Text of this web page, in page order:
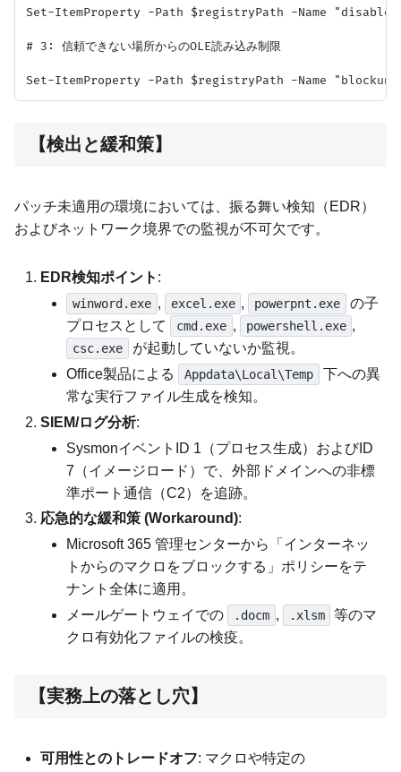
Set-ItemProperty -Path $registryPath -Name
# 3: 信頼できない場所からのOLE読み込み制限
【検出と緩和策】
パッチ未適用の環境においては、振る舞い検知（EDR）
およびネットワーク境界での監視が不可欠です。
EDR検知ポイント :
winword.exe , excel.exe , powerpnt.exe
の子
プロセスとして
cmd.exe , powershell.exe ,
csc.exe
が起動していないか監視。
Office製品による
Appdata\Local\Temp
下への異
常な実行ファイル生成を検知。
SIEM/ログ分析:
SysmonイベントID 1（プロセス生成）およびID
7（イメージロード）で、外部ドメインへの非標
準ポート通信（C2）を追跡。
応急的な緩和策 (Workaround):
Microsoft 365 管理センターから「インターネッ
トからのマクロをブロックする」ポリシーをテ
ナント全体に適用。
メールゲートウェイでの
.docm , .xlsm
等のマ
クロ有効化ファイルの検疫。
【実務上の落とし穴】
可用性とのトレードオフ: マクロや特定の